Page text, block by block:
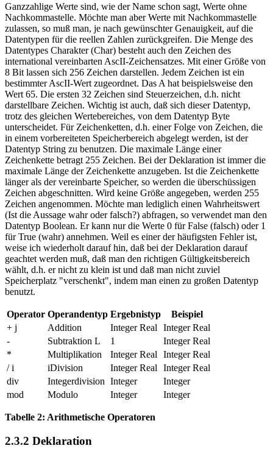
Ganzzahlige Werte sind, wie der Name schon sagt, Werte ohne
Nachkommastelle. Möchte man aber Werte mit Nachkommastelle
zulassen, so muß man, je nach gewünschter Genauigkeit, auf die
Datentypen für die reellen Zahlen zurückgreifen. Die Menge des
Datentypes Charakter (Char) besteht auch den Zeichen des
international vereinbarten AscII-Zeichensatzes. Mit einer Größe von
8 Bit lassen sich 256 Zeichen darstellen. Jedem Zeichen ist ein
bestimmter AscII-Wert zugeordnet. Das A hat beispielsweise den
Wert 65. Die ersten 32 Zeichen sind Steuerzeichen, d.h. nicht
darstellbare Zeichen. Wichtig ist auch, daß sich dieser Datentyp,
trotz des gleichen Wertebereiches, von dem Datentyp Byte
unterscheidet. Für Zeichenketten, d.h. einer Folge von Zeichen, die
in einem vorbereiteten Speicherbereich abgelegt werden, ist der
Datentyp String zu benutzen. Die maximale Länge einer
Zeichenkette betragt 255 Zeichen. Bei der Deklaration ist immer die
maximale Länge der Zeichenkette anzugeben. Ist die Zeichenkette
länger als der vereinbarte Speicher, so werden die überschüssigen
Zeichen abgeschnitten. Wird keine Größe angegeben, werden 255
Zeichen angenommen. Möchte man lediglich einen Wahrheitswert
(Ist die Aussage wahr oder falsch?) abfragen, so verwendet man den
Datentyp Boolean. Er kann nur die Werte 0 für False (falsch) oder 1
für True (wahr) annehmen. Weil es einer der häufigsten Fehler ist,
weise ich wiederholt darauf hin, daß bei der Deklaration darauf
geachtet werden muß, daß man den richtigen Gültigkeitsbereich
wählt, d.h. er nicht zu klein ist und daß man nicht zuviel
Speicherplatz "verschenkt", indem man einen zu großen Datentyp
benutzt.
Operator Operandentyp Ergebnistyp
Beispiel
+ j
Addition Integer Real
Integer Real
-
Subtraktion L 1
Integer Real
*
Multiplikation Integer Real
Integer Real
/ i
iDivision Integer Real
Integer Real
div
Integerdivision Integer
Integer
mod
Modulo Integer Integer
Tabelle 2: Arithmetische Operatoren
2.3.2 Deklaration